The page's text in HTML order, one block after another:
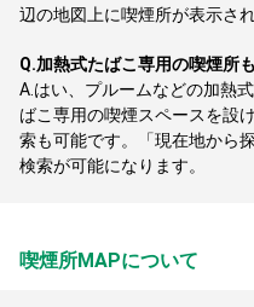
辺の地図上に喫煙所が表示され
Q.加熱式たばこ専用の喫煙所
A. はい、プルームなどの加熱
ばこ専用の喫煙スペースを設
索も可能です。「現在地から
検索が可能になります。
喫煙所MAPについて